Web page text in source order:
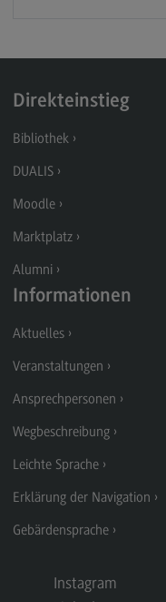
Entrepreneurship
Modulangebot
Berufsperspektiven
Kontakt
Executive
Executive
Modulangebot
Besonderheiten
Berufsperspektiven
Kontakt
Finance
Finance
Modulangebot
Berufsperspektiven
General Business
Direkteinstieg
Bibliothek
DUALIS
Moodle
Marktplatz
Alumni
Informationen
Aktuelles
Veranstaltungen
Ansprechpersonen
Wegbeschreibung
Leichte Sprache
Erklärung der Navigation
Gebärdensprache
Instagram